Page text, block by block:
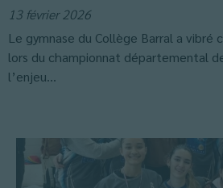
13 février 2026
Le gymnase du Collège Barral a vibré
lors du championnat départemental
l’enjeu...